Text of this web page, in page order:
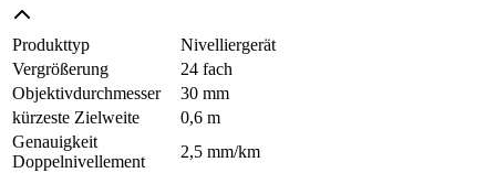
Produkttyp
Nivelliergerät
Vergrößerung
24 fach
Objektivdurchmesser
30 mm
kürzeste Zielweite
0,6 m
Genauigkeit
Doppelnivellement
2,5 mm/km